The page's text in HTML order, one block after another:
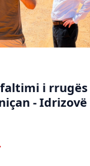
i rrugës
- Idrizovë